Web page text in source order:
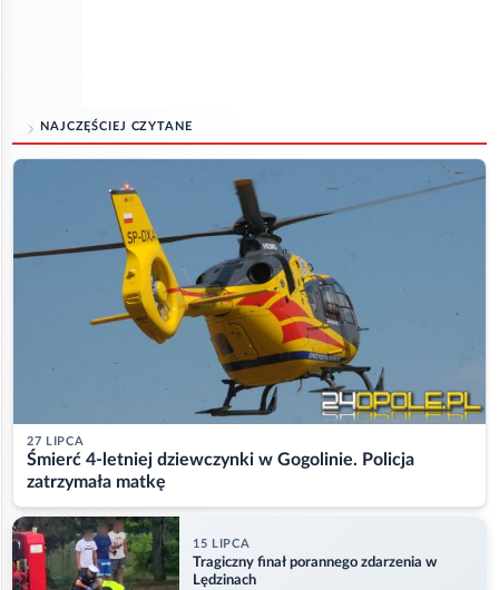
NAJCZĘŚCIEJ CZYTANE
27 LIPCA
Śmierć 4-letniej dziewczynki w Gogolinie. Policja
zatrzymała matkę
15 LIPCA
Tragiczny finał porannego zdarzenia w
Lędzinach